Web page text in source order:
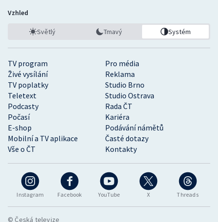
Instagram Facebook YouTube X Threads
TV program
Pro média
Živé vysílání
Reklama
TV poplatky
Studio Brno
Teletext
Studio Ostrava
Podcasty
Rada ČT
Počasí
Kariéra
E-shop
Podávání námětů
Mobilní a TV aplikace
Časté dotazy
Vše o ČT
Kontakty
Vzhled
Světlý Tmavý Systém
© Česká televize